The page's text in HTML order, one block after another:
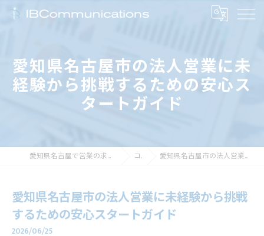
愛知県名古屋市の法人営業に未
経験から挑戦するための安心ス
タートガイド
愛知県名古屋で営業の求人なら株式会社アイビーコミュニケーションズ コラム 愛知県名古屋市の法人営業に未経験から挑戦するための安心スタートガイド
愛知県名古屋市の法人営業に未経験から挑戦
するための安心スタートガイド
2026/06/25